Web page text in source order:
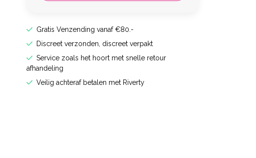
Gratis Venzending vanaf €80.-
Discreet verzonden, discreet verpakt
Service zoals het hoort met snelle retour
afhandeling
Veilig achteraf betalen met Riverty